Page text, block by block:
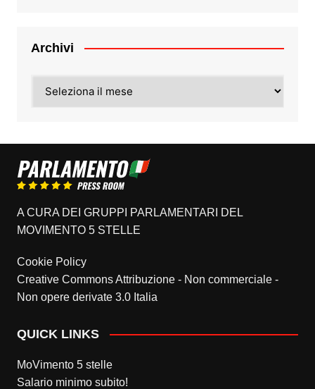
Archivi
A CURA DEI GRUPPI PARLAMENTARI DEL
MOVIMENTO 5 STELLE
Cookie Policy
Creative Commons Attribuzione - Non commerciale -
Non opere derivate 3.0 Italia
QUICK LINKS
MoVimento 5 stelle
Salario minimo subito!